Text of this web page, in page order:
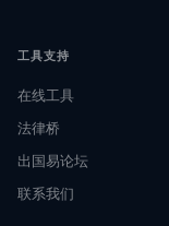
工具支持
在线工具
法律桥
出国易论坛
联系我们